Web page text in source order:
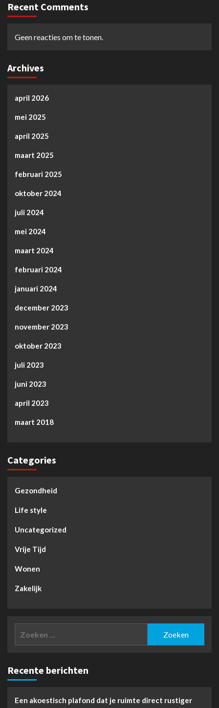
Recent Comments
Geen reacties om te tonen.
Archives
april 2026
mei 2025
april 2025
maart 2025
februari 2025
oktober 2024
juli 2024
mei 2024
maart 2024
februari 2024
januari 2024
december 2023
november 2023
oktober 2023
juli 2023
juni 2023
april 2023
maart 2018
Categories
Gezondheid
Life style
Uncategorized
Vrije Tijd
Wonen
Zakelijk
Recente berichten
Een akoestisch plafond dat je ruimte direct rustiger